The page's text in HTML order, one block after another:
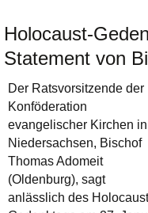
Holocaust-
Statement von
Der Ratsvorsitzende der
Konföderation
evangelischer Kirchen in
Niedersachsen, Bischof
Thomas Adomeit
(Oldenburg), sagt
anlässlich des